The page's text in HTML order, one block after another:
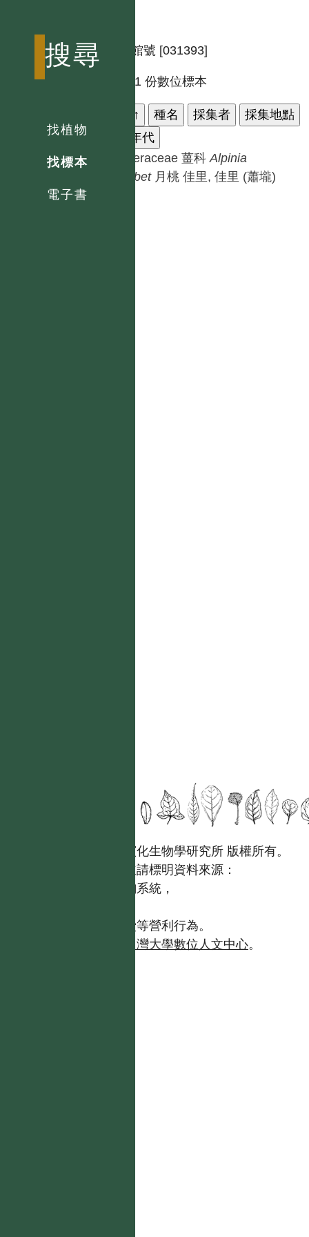
搜尋
找植物
找標本
電子書
標本館號 [031393]
共有 1 份數位標本
↑ 種名 採集者
採集地點
採集年代
Zingiberaceae 薑科 Alpinia
zerumbet 月桃 佳里, 佳里 (蕭壠)
國立台灣大學生態學與演化生物學研究所 版權所有。
歡迎引用本網站資料，並請標明資料來源：
【台灣植物資訊整合查詢系統，
且不得有收取資料查詢費等營利行為。
台灣大學數位人文中心。